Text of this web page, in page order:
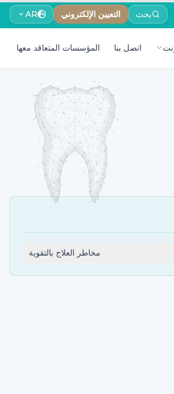
بحث التعيين الإلكتروني AR
اتصل بنا المؤسسات المتعاقد معها
مخاطر العلاج بالتقوية